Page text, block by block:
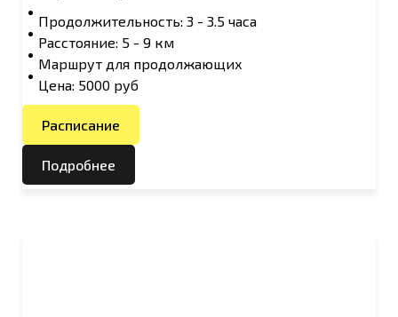
Продолжительность: 3 - 3.5 часа
Расстояние: 5 - 9 км
Маршрут для продолжающих
Цена: 5000 руб
Расписание
Подробнее